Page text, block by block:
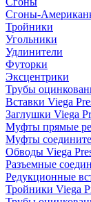
Сгоны-
Тройники
Угольники
Удлинители
Футорки
Эксцентрики
Трубы
Вставки Viega
Заглушки Viega
Муфты прямые
Муфты
Обводы Viega
Разъемные
Редукционные
Тройники Viega